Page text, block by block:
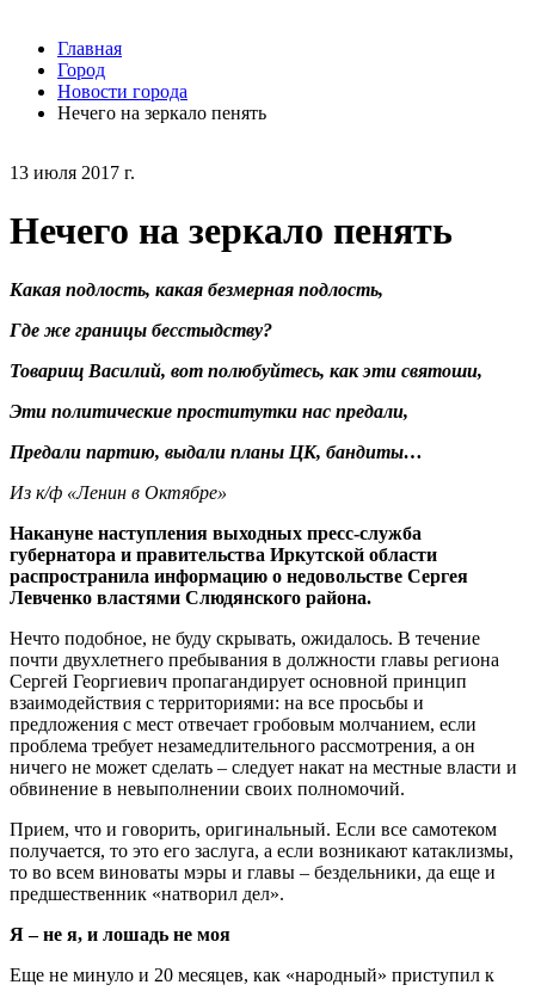
13 июля 2017 г.
Нечего на зеркало пенять
Какая подлость, какая безмерная подлость,
Где же границы бесстыдству?
Товарищ Василий, вот полюбуйтесь, как эти святоши,
Эти политические проститутки нас предали,
Предали партию, выдали планы ЦК, бандиты…
Из к/ф «Ленин в Октябре»
Накануне наступления выходных пресс-служба
губернатора и правительства Иркутской области
распространила информацию о недовольстве Сергея
Левченко властями Слюдянского района.
Нечто подобное, не буду скрывать, ожидалось. В течение
почти двухлетнего пребывания в должности главы региона
Сергей Георгиевич пропагандирует основной принцип
взаимодействия с территориями: на все просьбы и
предложения с мест отвечает гробовым молчанием, если
проблема требует незамедлительного рассмотрения, а он
ничего не может сделать – следует накат на местные власти и
обвинение в невыполнении своих полномочий.
Прием, что и говорить, оригинальный. Если все самотеком
получается, то это его заслуга, а если возникают катаклизмы,
то во всем виноваты мэры и главы – бездельники, да еще и
предшественник «натворил дел».
Я – не я, и лошадь не моя
Еще не минуло и 20 месяцев, как «народный» приступил к
Главная
Город
Новости города
Нечего на зеркало пенять